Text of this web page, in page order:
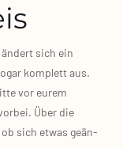
ändert sich ein
kom­plett aus.
vor eurem
Über die
sich etwas geän­